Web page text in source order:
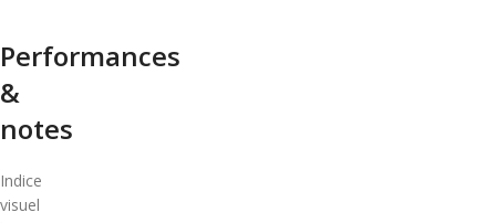
Performances
&
notes
Indice
visuel